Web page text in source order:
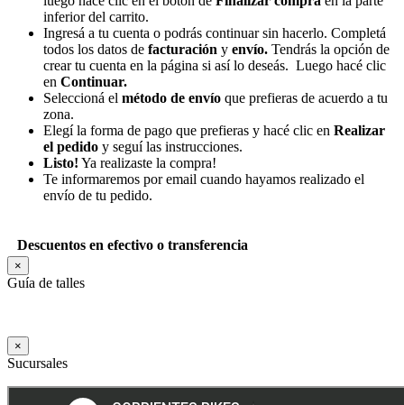
inferior del carrito.
Ingresá a tu cuenta o podrás continuar sin hacerlo. Completá
todos los datos de facturación y envío. Tendrás la opción de
crear tu cuenta en la página si así lo deseás. Luego hacé clic
en Continuar.
Seleccioná el método de envío que prefieras de acuerdo a tu
zona.
Elegí la forma de pago que prefieras y hacé clic en Realizar
el pedido y seguí las instrucciones.
Listo! Ya realizaste la compra!
Te informaremos por email cuando hayamos realizado el
envío de tu pedido.
Descuentos en efectivo o transferencia
×
Guía de talles
×
Sucursales